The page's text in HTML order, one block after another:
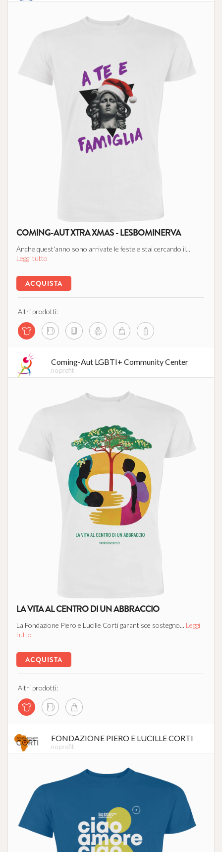
COMING-AUT XTRA XMAS - LESBOMINERVA
Anche quest'anno sono arrivate le feste e stai cercando il...
Leggi tutto
ACQUISTA
Altri prodotti:
Coming-Aut LGBTI+ Community Center
no profit
LA VITA AL CENTRO DI UN ABBRACCIO
La Fondazione Piero e Lucille Corti garantisce sostegno... Leggi
tutto
ACQUISTA
Altri prodotti:
FONDAZIONE PIERO E LUCILLE CORTI
no profit